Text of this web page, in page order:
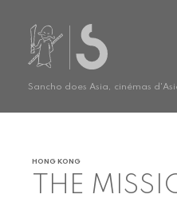
Sancho does Asia, cinémas
HONG KONG
THE